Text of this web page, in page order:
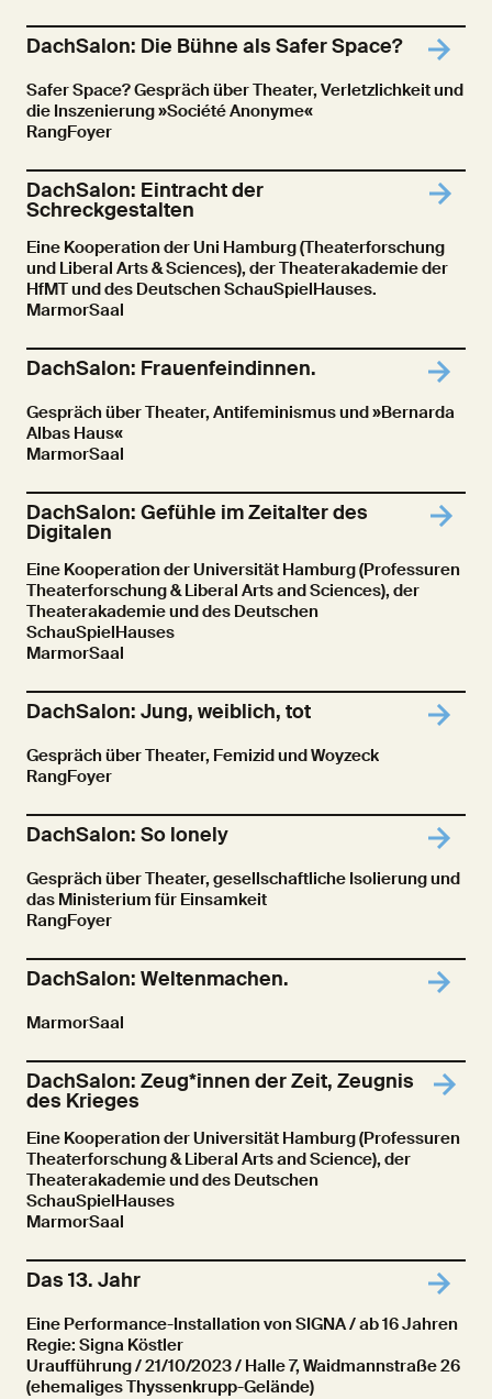
DachSalon: Die Bühne als Safer Space?
Safer Space? Gespräch über Theater, Verletzlichkeit und
die Inszenierung »Société Anonyme«
RangFoyer
DachSalon: Eintracht der
Schreckgestalten
Eine Kooperation der Uni Hamburg (Theaterforschung
und Liberal Arts & Sciences), der Theaterakademie der
HfMT und des Deutschen SchauSpielHauses.
MarmorSaal
DachSalon: Frauenfeindinnen.
Gespräch über Theater, Antifeminismus und »Bernarda
Albas Haus«
MarmorSaal
DachSalon: Gefühle im Zeitalter des
Digitalen
Eine Kooperation der Universität Hamburg (Professuren
Theaterforschung & Liberal Arts and Sciences), der
Theaterakademie und des Deutschen
SchauSpielHauses
MarmorSaal
DachSalon: Jung, weiblich, tot
Gespräch über Theater, Femizid und Woyzeck
RangFoyer
DachSalon: So lonely
Gespräch über Theater, gesellschaftliche Isolierung und
das Ministerium für Einsamkeit
RangFoyer
DachSalon: Weltenmachen.
MarmorSaal
DachSalon: Zeug*innen der Zeit, Zeugnis
des Krieges
Eine Kooperation der Universität Hamburg (Professuren
Theaterforschung & Liberal Arts and Science), der
Theaterakademie und des Deutschen
SchauSpielHauses
MarmorSaal
Das 13. Jahr
Eine Performance-Installation von SIGNA / ab 16 Jahren
Regie: Signa Köstler
Uraufführung/ 21/10/2023 / Halle 7, Waidmannstraße 26
(ehemaliges Thyssenkrupp-Gelände)